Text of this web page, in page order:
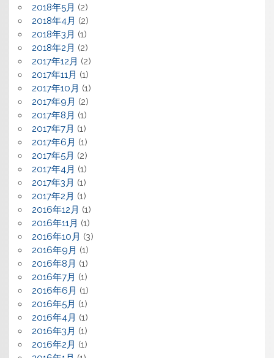
2018年5月 (2)
2018年4月 (2)
2018年3月 (1)
2018年2月 (2)
2017年12月 (2)
2017年11月 (1)
2017年10月 (1)
2017年9月 (2)
2017年8月 (1)
2017年7月 (1)
2017年6月 (1)
2017年5月 (2)
2017年4月 (1)
2017年3月 (1)
2017年2月 (1)
2016年12月 (1)
2016年11月 (1)
2016年10月 (3)
2016年9月 (1)
2016年8月 (1)
2016年7月 (1)
2016年6月 (1)
2016年5月 (1)
2016年4月 (1)
2016年3月 (1)
2016年2月 (1)